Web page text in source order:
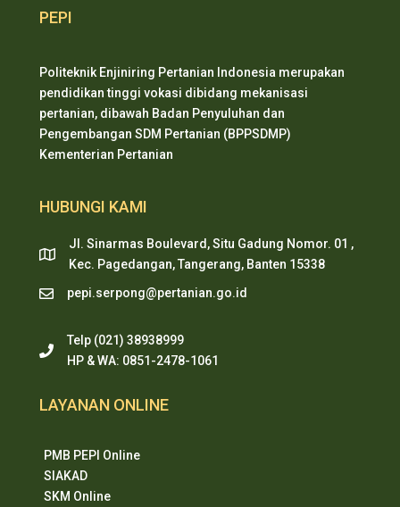
PEPI
Politeknik Enjiniring Pertanian Indonesia merupakan
pendidikan tinggi vokasi dibidang mekanisasi
pertanian, dibawah Badan Penyuluhan dan
Pengembangan SDM Pertanian (BPPSDMP)
Kementerian Pertanian
HUBUNGI KAMI
Jl. Sinarmas Boulevard, Situ Gadung Nomor. 01 ,
Kec. Pagedangan, Tangerang, Banten 15338
pepi.serpong@pertanian.go.id
Telp (021) 38938999
HP & WA: 0851-2478-1061
LAYANAN ONLINE
PMB PEPI Online
SIAKAD
SKM Online